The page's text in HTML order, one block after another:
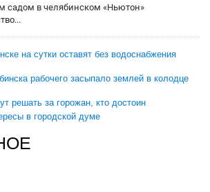
садом в челябинском «Ньютон»
на сутки оставят без водоснабжения
рабочего засыпало землей в колодце
решать за горожан, кто достоин
в городской думе